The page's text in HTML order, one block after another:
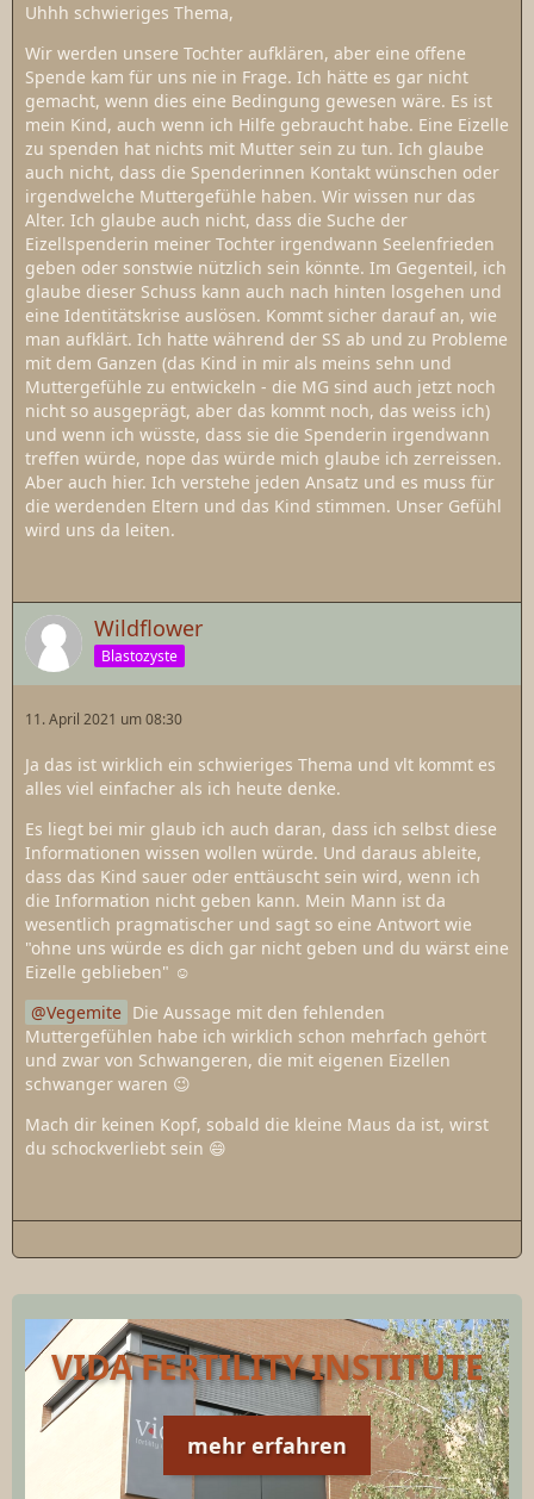
Uhhh schwieriges Thema,
Wir werden unsere Tochter aufklären, aber eine offene
Spende kam für uns nie in Frage. Ich hätte es gar nicht
gemacht, wenn dies eine Bedingung gewesen wäre. Es ist
mein Kind, auch wenn ich Hilfe gebraucht habe. Eine Eizelle
zu spenden hat nichts mit Mutter sein zu tun. Ich glaube
auch nicht, dass die Spenderinnen Kontakt wünschen oder
irgendwelche Muttergefühle haben. Wir wissen nur das
Alter. Ich glaube auch nicht, dass die Suche der
Eizellspenderin meiner Tochter irgendwann Seelenfrieden
geben oder sonstwie nützlich sein könnte. Im Gegenteil, ich
glaube dieser Schuss kann auch nach hinten losgehen und
eine Identitätskrise auslösen. Kommt sicher darauf an, wie
man aufklärt. Ich hatte während der SS ab und zu Probleme
mit dem Ganzen (das Kind in mir als meins sehn und
Muttergefühle zu entwickeln - die MG sind auch jetzt noch
nicht so ausgeprägt, aber das kommt noch, das weiss ich)
und wenn ich wüsste, dass sie die Spenderin irgendwann
treffen würde, nope das würde mich glaube ich zerreissen.
Aber auch hier. Ich verstehe jeden Ansatz und es muss für
die werdenden Eltern und das Kind stimmen. Unser Gefühl
wird uns da leiten.
Wildflower
Blastozyste
11. April 2021 um 08:30
Ja das ist wirklich ein schwieriges Thema und vlt kommt es
alles viel einfacher als ich heute denke.
Es liegt bei mir glaub ich auch daran, dass ich selbst diese
Informationen wissen wollen würde. Und daraus ableite,
dass das Kind sauer oder enttäuscht sein wird, wenn ich
die Information nicht geben kann. Mein Mann ist da
wesentlich pragmatischer und sagt so eine Antwort wie
"ohne uns würde es dich gar nicht geben und du wärst eine
Eizelle geblieben" ☺️
Vegemite Die Aussage mit den fehlenden
Muttergefühlen habe ich wirklich schon mehrfach gehört
und zwar von Schwangeren, die mit eigenen Eizellen
schwanger waren 😉
Mach dir keinen Kopf, sobald die kleine Maus da ist, wirst
du schockverliebt sein 😄
VIDA FERTILITY INSTITUTE
mehr erfahren